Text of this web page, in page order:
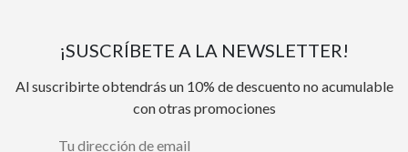
¡SUSCRÍBETE A LA NEWSLETTER!
Al suscribirte obtendrás un 10% de descuento no acumulable
con otras promociones